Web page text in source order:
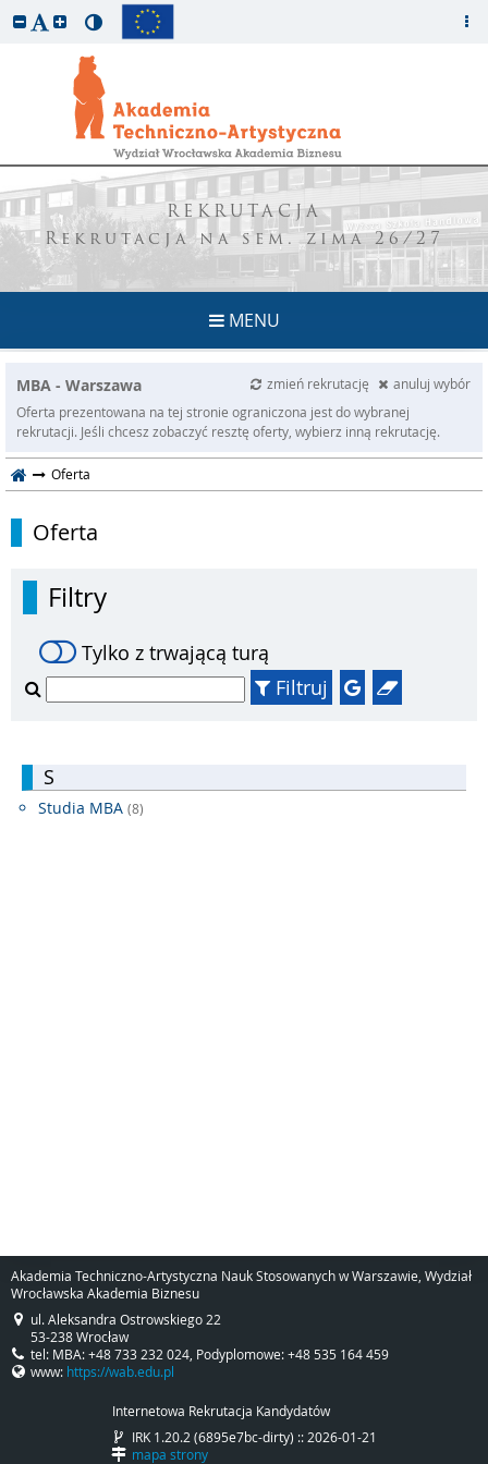
REKRUTACJA
Rekrutacja na sem. zima 26/27
MENU
MBA - Warszawa zmień rekrutację
anuluj wybór
Oferta prezentowana na tej stronie ograniczona jest do wybranej
rekrutacji. Jeśli chcesz zobaczyć resztę oferty, wybierz inną rekrutację.
Oferta
Oferta
Filtry
Tylko z trwającą turą
Filtruj
S
Studia MBA (8)
Akademia Techniczno-Artystyczna Nauk Stosowanych w Warszawie, Wydział
Wrocławska Akademia Biznesu
ul. Aleksandra Ostrowskiego 22
53-238 Wrocław
tel: MBA: +48 733 232 024, Podyplomowe: +48 535 164 459
www: https://wab.edu.pl
Internetowa Rekrutacja Kandydatów
IRK 1.20.2 (6895e7bc-dirty) :: 2026-01-21
mapa strony